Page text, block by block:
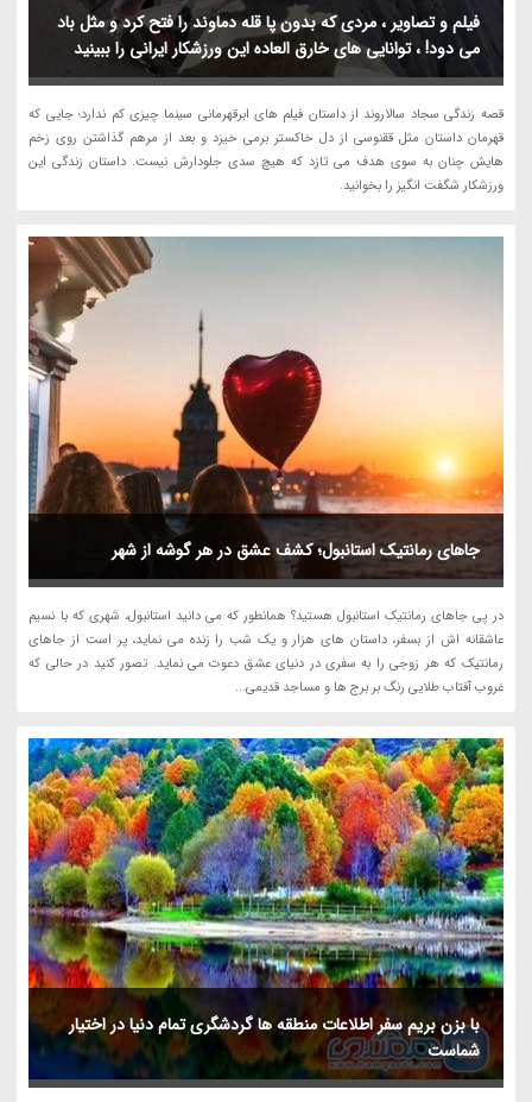
فیلم و تصاویر ، مردی که بدون پا قله دماوند را فتح کرد و مثل باد
می دود! ، توانایی های خارق العاده این ورزشکار ایرانی را ببینید
قصه زندگی سجاد سالاروند از داستان فیلم های ابرقهرمانی سینما چیزی کم ندارد؛ جایی که
قهرمان داستان مثل ققنوسی از دل خاکستر برمی خیزد و بعد از مرهم گذاشتن روی زخم
هایش چنان به سوی هدف می تازد که هیچ سدی جلودارش نیست. داستان زندگی این
ورزشکار شگفت انگیز را بخوانید.
جاهای رمانتیک استانبول؛ کشف عشق در هر گوشه از شهر
در پی جاهای رمانتیک استانبول هستید؟ همانطور که می دانید استانبول، شهری که با نسیم
عاشقانه اش از بسفر، داستان های هزار و یک شب را زنده می نماید، پر است از جاهای
رمانتیک که هر زوجی را به سفری در دنیای عشق دعوت می نماید. تصور کنید در حالی که
غروب آفتاب طلایی رنگ بر برج ها و مساجد قدیمی...
با بزن بریم سفر اطلاعات منطقه ها گردشگری تمام دنیا در اختیار
شماست